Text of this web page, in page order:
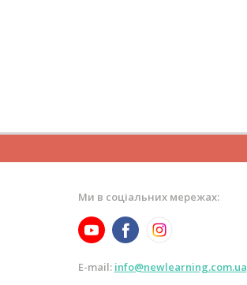
Ми в соціальних мережах:
E-mail: info@newlearning.com.ua